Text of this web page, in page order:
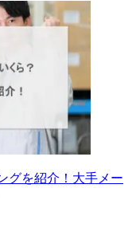
グを紹介！大手メー